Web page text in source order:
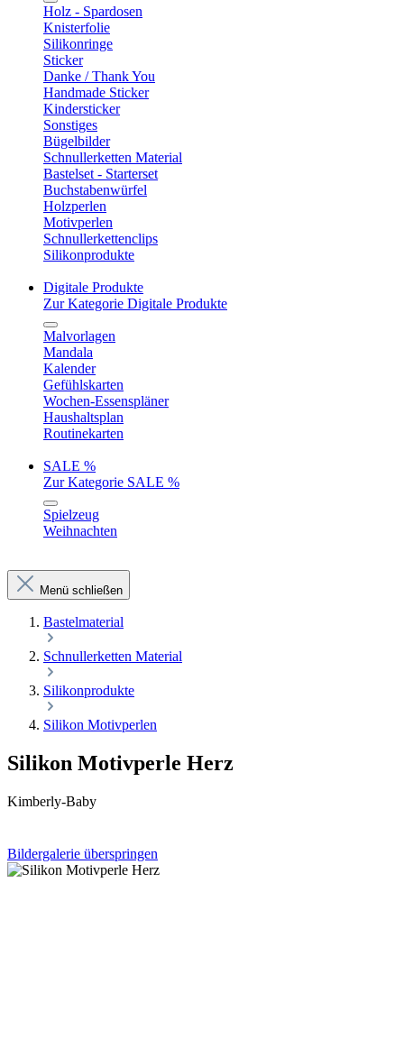
Holz - Spardosen
Knisterfolie
Silikonringe
Sticker
Danke / Thank You
Handmade Sticker
Kindersticker
Sonstiges
Bügelbilder
Schnullerketten Material
Bastelset - Starterset
Buchstabenwürfel
Holzperlen
Motivperlen
Schnullerkettenclips
Silikonprodukte
Digitale Produkte
Zur Kategorie Digitale Produkte
Malvorlagen
Mandala
Kalender
Gefühlskarten
Wochen-Essenspläner
Haushaltsplan
Routinekarten
SALE %
Zur Kategorie SALE %
Spielzeug
Weihnachten
Menü schließen
Bastelmaterial
Schnullerketten Material
Silikonprodukte
Silikon Motivperlen
Silikon Motivperle Herz
Kimberly-Baby
Bildergalerie überspringen